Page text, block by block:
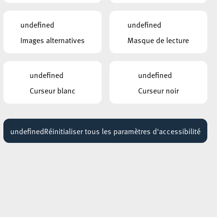
undefined
Images alternatives
undefined
Masque de lecture
undefined
Curseur blanc
undefined
Curseur noir
undefinedRéinitialiser tous les paramètres d'accessibilité